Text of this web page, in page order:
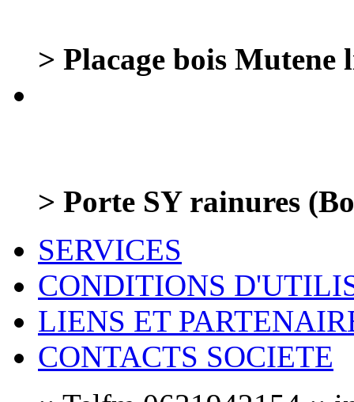
> Placage bois Mutene
> Porte SY rainures
SERVICES
CONDITIONS
LIENS ET
CONTACTS SOCIETE